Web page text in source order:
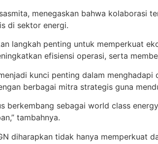
menegaskan bahwa kolaborasi
di sektor energi.
langkah penting untuk memperkuat
efisiensi operasi, serta
kunci penting dalam
berbagai mitra strategis guna
berkembang sebagai world class
tambahnya.
diharapkan tidak hanya memperkuat